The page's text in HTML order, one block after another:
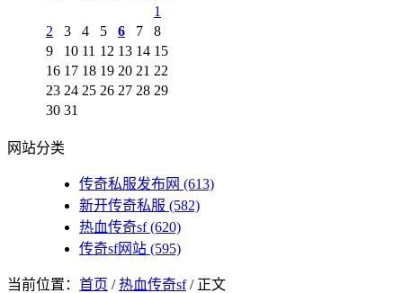
1
2
3 4 5 6 7
8
9
10 11 12 13 14 15
16 17 18 19 20 21 22
23 24 25 26 27 28 29
30 31
网站分类
传奇私服发布网 (613)
新开传奇私服 (582)
热血传奇sf(620)
传奇sf网站 (595)
当前位置： 首页 /热血传奇sf/ 正文